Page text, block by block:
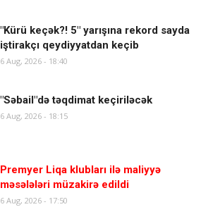
"Kürü keçək?! 5" yarışına rekord sayda
iştirakçı qeydiyyatdan keçib
6 Aug, 2026 - 18:40
"Səbail"də təqdimat keçiriləcək
6 Aug, 2026 - 18:15
Premyer Liqa klubları ilə maliyyə
məsələləri müzakirə edildi
6 Aug, 2026 - 17:50